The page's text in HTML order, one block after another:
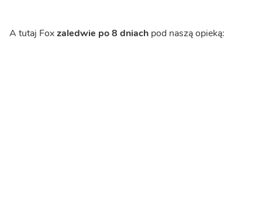
A tutaj Foxzaledwie po 8 dniach pod naszą opieką: